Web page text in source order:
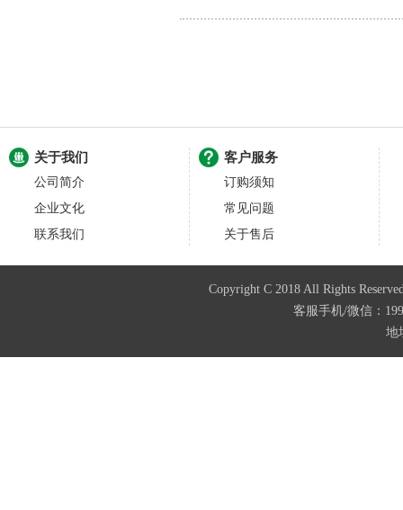
关于我们
公司简介
企业文化
联系我们
客户服务
订购须知
常见问题
关于售后
Copyright C 2018 All Rights
客服手机/微信：
地